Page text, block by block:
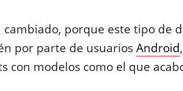
cambiado, porque este tipo de
por parte de usuariosAndroid
con modelos como el que